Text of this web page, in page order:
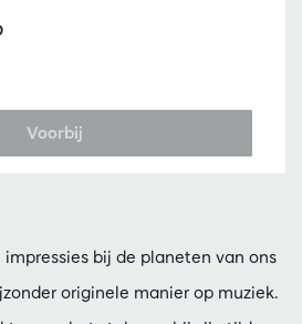
Voorbij
bij de planeten van ons
originele manier op muziek.